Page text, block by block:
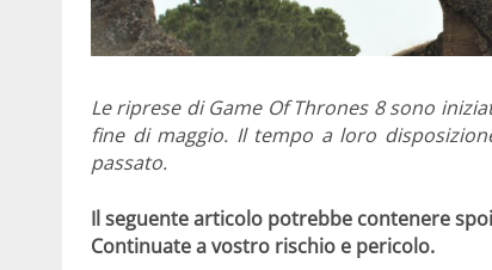
Le riprese di Game Of Thrones 8 sono
fine di maggio. Il tempo a loro
passato.
Il seguente articolo potrebbe contenere
Continuate a vostro rischio e pericolo.